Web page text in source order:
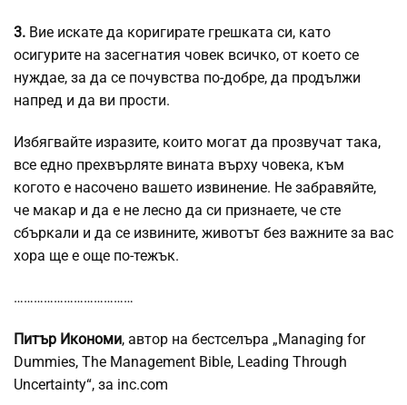
3. Вие искате да коригирате грешката си, като
осигурите на засегнатия човек всичко, от което се
нуждае, за да се почувства по-добре, да продължи
напред и да ви прости.
Избягвайте изразите, които могат да прозвучат така,
все едно прехвърляте вината върху човека, към
когото е насочено вашето извинение. Не забравяйте,
че макар и да е не лесно да си признаете, че сте
сбъркали и да се извините, животът без важните за вас
хора ще е още по-тежък.
………………………………
Питър Икономи, автор на бестселъра „Managing for
Dummies, The Management Bible, Leading Through
Uncertainty“, за inc.com